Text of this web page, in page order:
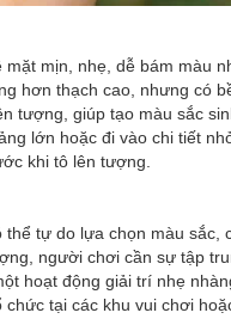
mịn, nhẹ, dễ bám màu
hơn thạch cao, nhưng có
tượng, giúp tạo màu sắc
lớn hoặc đi vào chi tiết
khi tô lên tượng.
thể tự do lựa chọn màu sắc,
người chơi cần sự tập
hoạt động giải trí nhẹ
tại các khu vui chơi